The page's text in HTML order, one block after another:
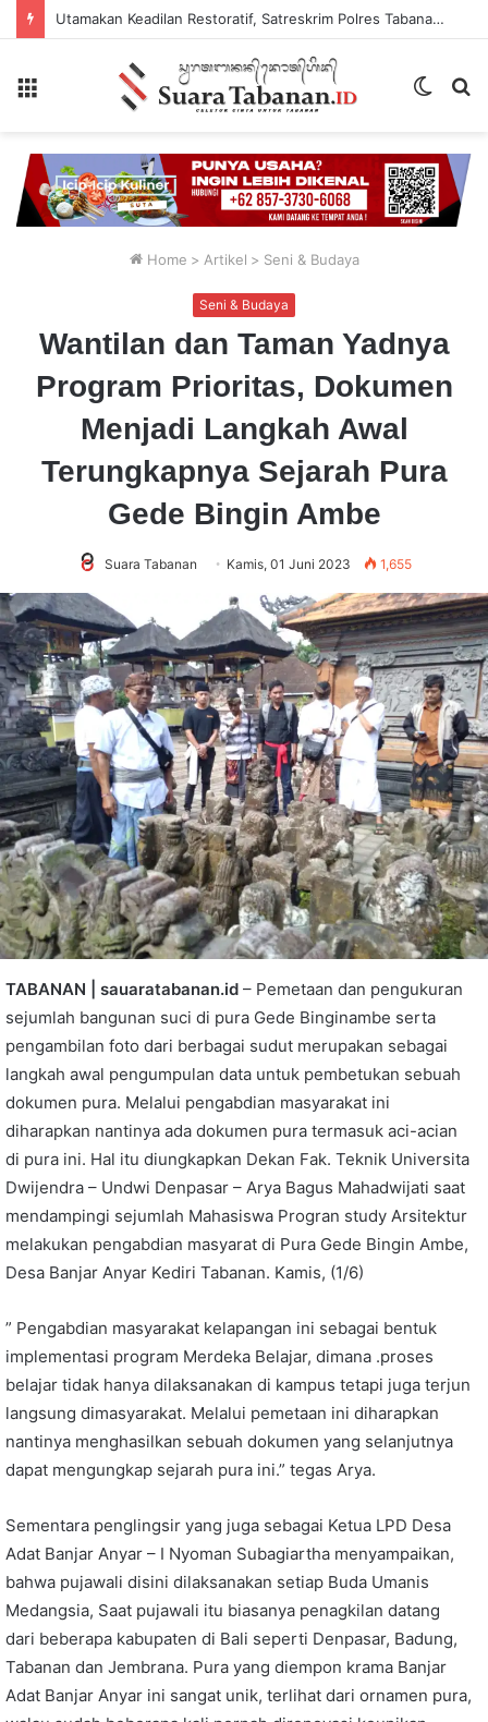
Utamakan Keadilan Restoratif, Satreskrim Polres Tabanan Gelar Perkara Kasus Penganiayaan Anak
Switch
Home > Artikel > Seni & Budaya
Seni & Budaya
Wantilan dan Taman Yadnya
Program Prioritas, Dokumen
Menjadi Langkah Awal
Terungkapnya Sejarah Pura
Gede Bingin Ambe
Suara Tabanan Kamis, 01 Juni 2023 1,655
TABANAN | sauaratabanan.id – Pemetaan dan pengukuran
sejumlah bangunan suci di pura Gede Binginambe serta
pengambilan foto dari berbagai sudut merupakan sebagai
langkah awal pengumpulan data untuk pembetukan sebuah
dokumen pura. Melalui pengabdian masyarakat ini
diharapkan nantinya ada dokumen pura termasuk aci-acian
di pura ini. Hal itu diungkapkan Dekan Fak. Teknik Universita
Dwijendra – Undwi Denpasar – Arya Bagus Mahadwijati saat
mendampingi sejumlah Mahasiswa Progran study Arsitektur
melakukan pengabdian masyarat di Pura Gede Bingin Ambe,
Desa Banjar Anyar Kediri Tabanan. Kamis, (1/6)
” Pengabdian masyarakat kelapangan ini sebagai bentuk
implementasi program Merdeka Belajar, dimana .proses
belajar tidak hanya dilaksanakan di kampus tetapi juga terjun
langsung dimasyarakat. Melalui pemetaan ini diharapkan
nantinya menghasilkan sebuah dokumen yang selanjutnya
dapat mengungkap sejarah pura ini.” tegas Arya.
Sementara penglingsir yang juga sebagai Ketua LPD Desa
Adat Banjar Anyar – I Nyoman Subagiartha menyampaikan,
bahwa pujawali disini dilaksanakan setiap Buda Umanis
Medangsia, Saat pujawali itu biasanya penagkilan datang
dari beberapa kabupaten di Bali seperti Denpasar, Badung,
Tabanan dan Jembrana. Pura yang diempon krama Banjar
Adat Banjar Anyar ini sangat unik, terlihat dari ornamen pura,